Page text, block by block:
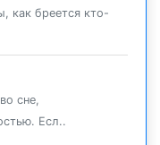
как бреется кто-
сне,
Есл..